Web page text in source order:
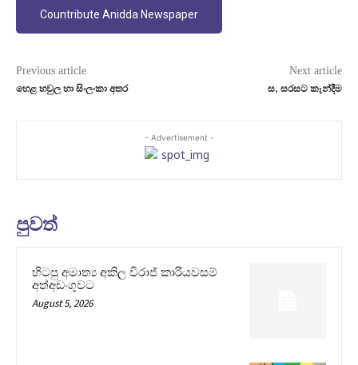
Countribute Anidda Newspaper
Previous article
හෙළ හවුල හා සිංලංකා අතර
Next article
ස, සරසට කැන්දීම
- Advertisement -
පුවත්
හිටපු අමාත්‍ය අකිල විරාජ් කාරියවසම්
අත්අඩංගුවට
August 5, 2026